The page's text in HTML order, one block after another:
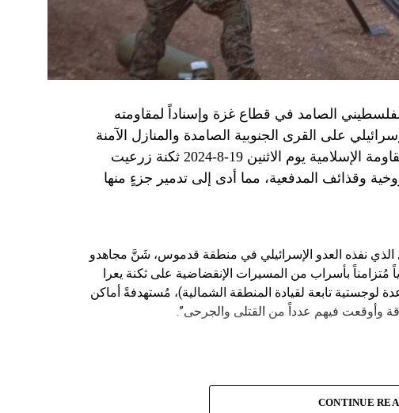
الصامد في قطاع غزة وإسناداً لمقاومته
على القرى الجنوبية الصامدة والمنازل الآمنة
وخصوصاً في بلدة باتوليه، استهدف مجاهدو المقاومة الإسلامية يوم الاثنين 19-8-2024 ثكنة زرعيت
وقذائف المدفعية، مما أدى إلى تدمير جزءٍ منها
الذي نفذه العدو الإسرائيلي في منطقة قدموس، شَنَّ مجاهدو
يوم الاثنين 19-8-2024 هجوماً جوياً مُتزامناً بأسراب من المسيرات الإنقضاضية على ثكنة يعرا
سنط جين (قاعدة لوجستية تابعة لقيادة المنطقة الشمالية)، مُستهدفةً أماكن
وأوقعت فيهم عدداً من القتلى والجرحى”.
CONTINUE